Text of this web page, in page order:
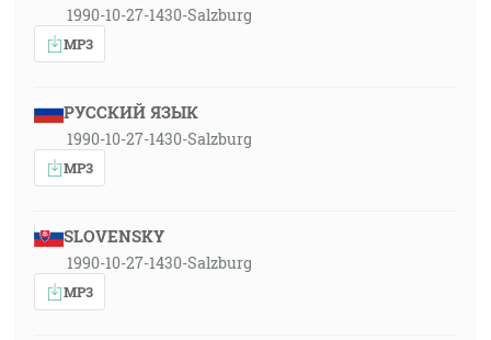
1990-10-27-1430-Salzburg
MP3
РУССКИЙ ЯЗЫК
1990-10-27-1430-Salzburg
MP3
SLOVENSKY
1990-10-27-1430-Salzburg
MP3